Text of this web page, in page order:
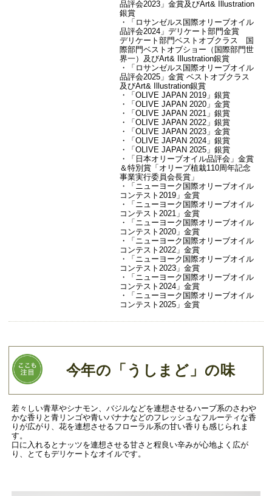
品評会2023」金賞及びArt& Illustration
銀賞
・「ロサンゼルス国際オリーブオイル
品評会2024」デリケート部門金賞
デリケート部門ベストオブクラス 国
際部門ベストオブショー（国際部門世
界一）及びArt& Illustration銀賞
・「ロサンゼルス国際オリーブオイル
品評会2025」金賞 ベストオブクラス
及びArt& Illustration銀賞
・「OLIVE JAPAN 2019」銀賞
・「OLIVE JAPAN 2020」金賞
・「OLIVE JAPAN 2021」銀賞
・「OLIVE JAPAN 2022」銀賞
・「OLIVE JAPAN 2023」金賞
・「OLIVE JAPAN 2024」銀賞
・「OLIVE JAPAN 2025」銀賞
・「日本オリーブオイル品評会」金賞
＆特別賞「オリーブ植栽110周年記念
事業実行委員会長賞」
・「ニューヨーク国際オリーブオイル
コンテスト2019」金賞
・「ニューヨーク国際オリーブオイル
コンテスト2021」金賞
・「ニューヨーク国際オリーブオイル
コンテスト2020」金賞
・「ニューヨーク国際オリーブオイル
コンテスト2022」金賞
・「ニューヨーク国際オリーブオイル
コンテスト2023」金賞
・「ニューヨーク国際オリーブオイル
コンテスト2024」金賞
・「ニューヨーク国際オリーブオイル
コンテスト2025」金賞
今年の「うしまど」の味
若々しい青草やシナモン、バジルなどを連想させるハーブ系のさわや
かな香りと青リンゴや青いバナナなどのフレッシュなフルーティな香
りが広がり、花を連想させるフローラル系の甘い香りも感じられま
す。
口に入れるとナッツを連想させる甘さと程良い辛みが心地よく広が
り、とてもデリケートなオイルです。